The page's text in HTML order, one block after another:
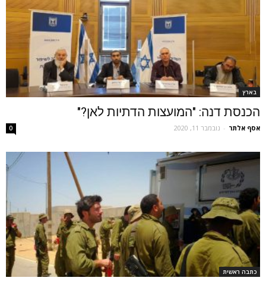
בארץ
הכנסת דנה: "המועצות הדתיות לאן?"
אסף אלתר - נובמבר 11, 2020 0
כתבה ראשית